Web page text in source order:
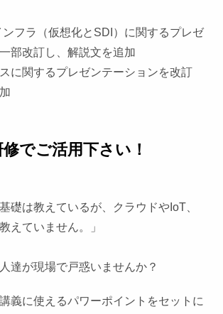
ンフラ（仮想化とSDI）に関するプレゼ
部改訂し、解説文を追加
に関するプレゼンテーションを改訂
でご活用下さい！
礎は教えているが、クラウドやIoT、
えていません。」
達が現場で戸惑いませんか？
義に使えるパワーポイントをセットに